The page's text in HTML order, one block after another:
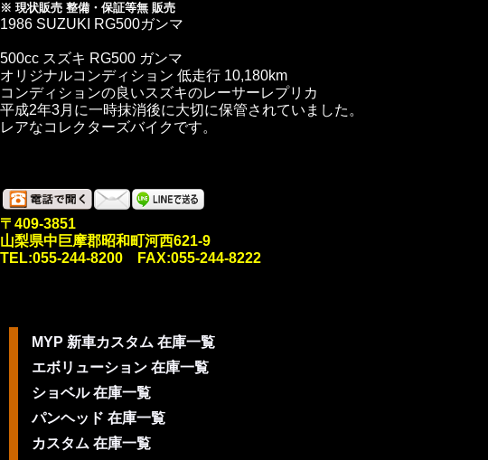
※ 現状販売 整備・保証等無 販売
1986 SUZUKI RG500ガンマ
500cc スズキ RG500 ガンマ
オリジナルコンディション 低走行 10,180km
コンディションの良いスズキのレーサーレプリカ
平成2年3月に一時抹消後に大切に保管されていました。
レアなコレクターズバイクです。
〒409-3851
山梨県中巨摩郡昭和町河西621-9
TEL:055-244-8200 FAX:055-244-8222
MYP 新車カスタム 在庫一覧
エボリューション 在庫一覧
ショベル 在庫一覧
パンヘッド 在庫一覧
カスタム 在庫一覧